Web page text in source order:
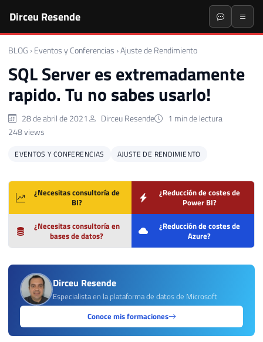
Dirceu Resende
BLOG › Eventos y Conferencias ›Ajuste de Rendimiento
SQL Server es extremadamente
rapido. Tu no sabes usarlo!
28 de abril de 2021 Dirceu Resende
1 min de lectura
248 views
EVENTOS Y CONFERENCIAS AJUSTE DE RENDIMIENTO
¿Necesitas consultoría de
BI?
¿Reducción de costes de
Power BI?
¿Necesitas consultoría en
bases de datos?
¿Reducción de costes de
Azure?
Dirceu Resende
Especialista en la plataforma de datos de Microsoft
Conoce mis formaciones